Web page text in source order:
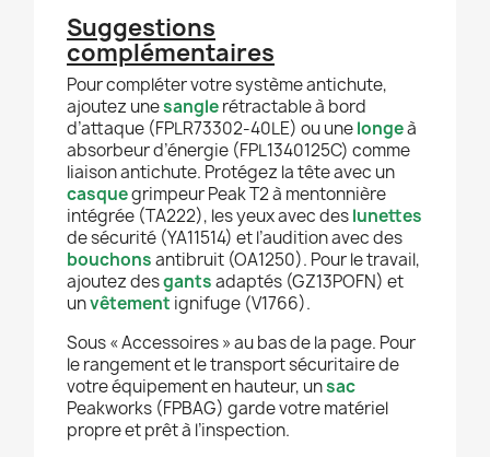
Suggestions
complémentaires
Pour compléter votre système antichute,
ajoutez unesanglerétractable à bord
d’attaque (FPLR73302-40LE) ou unelongeà
absorbeur d’énergie (FPL1340125C) comme
liaison antichute. Protégez la tête avec un
casquegrimpeur Peak T2 à mentonnière
intégrée (TA222), les yeux avec deslunettes
de sécurité (YA11514) et l’audition avec des
bouchonsantibruit (OA1250). Pour le travail,
ajoutez desgantsadaptés (GZ13POFN) et
unvêtement ignifuge (V1766).
Sous « Accessoires » au bas de la page. Pour
le rangement et le transport sécuritaire de
votre équipement en hauteur, unsac
Peakworks (FPBAG) garde votre matériel
propre et prêt à l’inspection.